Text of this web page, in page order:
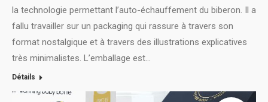
la technologie permettant l’auto-échauffement du biberon. Il a
fallu travailler sur un packaging qui rassure à travers son
format nostalgique et à travers des illustrations explicatives
très minimalistes. L’emballage est…
Détails